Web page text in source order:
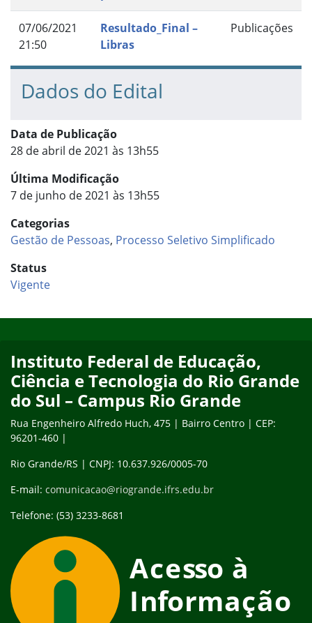
07/06/2021
21:50
Resultado_Final –
Libras
Publicações
Dados do Edital
Data de Publicação
28 de abril de 2021 às 13h55
Última Modificação
7 de junho de 2021 às 13h55
Categorias
Gestão de Pessoas, Processo Seletivo Simplificado
Status
Vigente
Instituto Federal de Educação,
Ciência e Tecnologia do Rio Grande
do Sul – Campus Rio Grande
Rua Engenheiro Alfredo Huch, 475 | Bairro Centro | CEP:
96201-460 |
Rio Grande/RS | CNPJ: 10.637.926/0005-70
E-mail: comunicacao@riogrande.ifrs.edu.br
Telefone: (53) 3233-8681